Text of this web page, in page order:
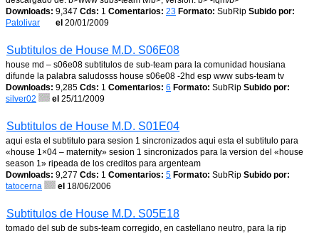
Downloads: 9,347 Cds: 1 Comentarios: 23 Formato: SubRip Subido por:
Patolivar
el 20/01/2009
Subtitulos de House M.D. S06E08
house md – s06e08 subtitulos de sub-team para la comunidad housiana
difunde la palabra saludosss house s06e08 -2hd esp www subs-team tv
Downloads: 9,285 Cds: 1 Comentarios: 6 Formato: SubRip Subido por:
silver02
el 25/11/2009
Subtitulos de House M.D. S01E04
aqui esta el subtitulo para sesion 1 sincronizados aqui esta el subtitulo para
«house 1×04 – maternity» sesion 1 sincronizados para la version del «house
season 1» ripeada de los creditos para argenteam
Downloads: 9,277 Cds: 1 Comentarios: 5 Formato: SubRip Subido por:
tatocerna
el 18/06/2006
Subtitulos de House M.D. S05E18
tomado del sub de subs-team corregido, en castellano neutro, para la rip